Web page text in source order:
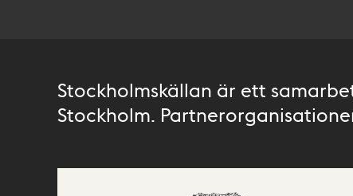
Stockholmskällan är ett
Stockholm.